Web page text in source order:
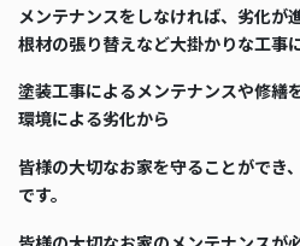
メンテナンスをしなければ、劣化が
根材の張り替えなど大掛かりな工事
塗装工事によるメンテナンスや修繕
環境による劣化から
皆様の大切なお家を守ることができ
です。